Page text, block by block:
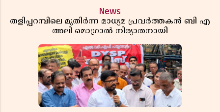
News
തളിപ്പറമ്പിലെ മുതിർന്ന മാധ്യമ പ്രവർത്തകൻ ബി എ
അലി മൊഗ്രാൽ നിര്യാതനായി